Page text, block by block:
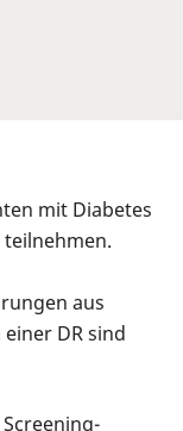
mit Diabetes
aus
DR sind